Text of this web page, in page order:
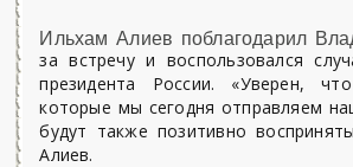
Ильхам Алиев поблагодарил
за встречу и воспользовался
президента России. «Уверен,
которые мы сегодня отправляем
будут также позитивно
Алиев.